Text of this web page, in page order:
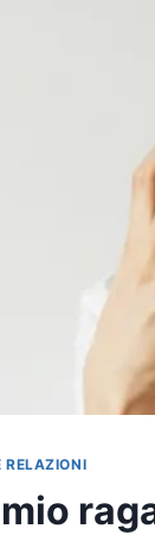
RELAZIONI